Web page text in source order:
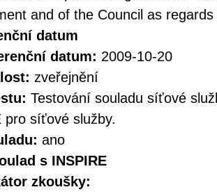
and of the Council as
datum
datum: 2009-10-20
zveřejnění
Testování souladu síťové
pro síťové služby.
ano
s INSPIRE
zkoušky: